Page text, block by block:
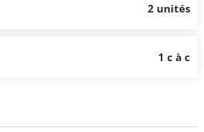
2 unités
1 c à c